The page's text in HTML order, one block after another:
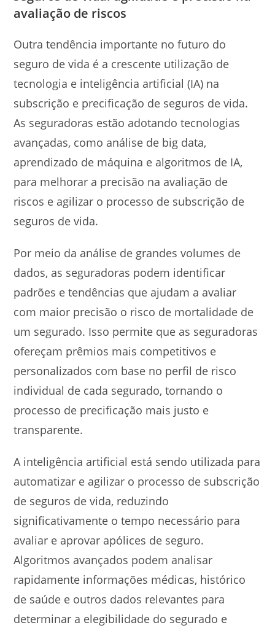
avaliação de riscos
Outra tendência importante no futuro do
seguro de vida é a crescente utilização de
tecnologia e inteligência artificial (IA) na
subscrição e precificação de seguros de vida.
As seguradoras estão adotando tecnologias
avançadas, como análise de big data,
aprendizado de máquina e algoritmos de IA,
para melhorar a precisão na avaliação de
riscos e agilizar o processo de subscrição de
seguros de vida.
Por meio da análise de grandes volumes de
dados, as seguradoras podem identificar
padrões e tendências que ajudam a avaliar
com maior precisão o risco de mortalidade de
um segurado. Isso permite que as seguradoras
ofereçam prêmios mais competitivos e
personalizados com base no perfil de risco
individual de cada segurado, tornando o
processo de precificação mais justo e
transparente.
A inteligência artificial está sendo utilizada para
automatizar e agilizar o processo de subscrição
de seguros de vida, reduzindo
significativamente o tempo necessário para
avaliar e aprovar apólices de seguro.
Algoritmos avançados podem analisar
rapidamente informações médicas, histórico
de saúde e outros dados relevantes para
determinar a elegibilidade do segurado e